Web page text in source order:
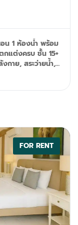
น 1 ห้องน้ำ พร้อม
กแต่งครบ ชั้น 15+
กาย, สระว่ายน้ำ,
FOR RENT